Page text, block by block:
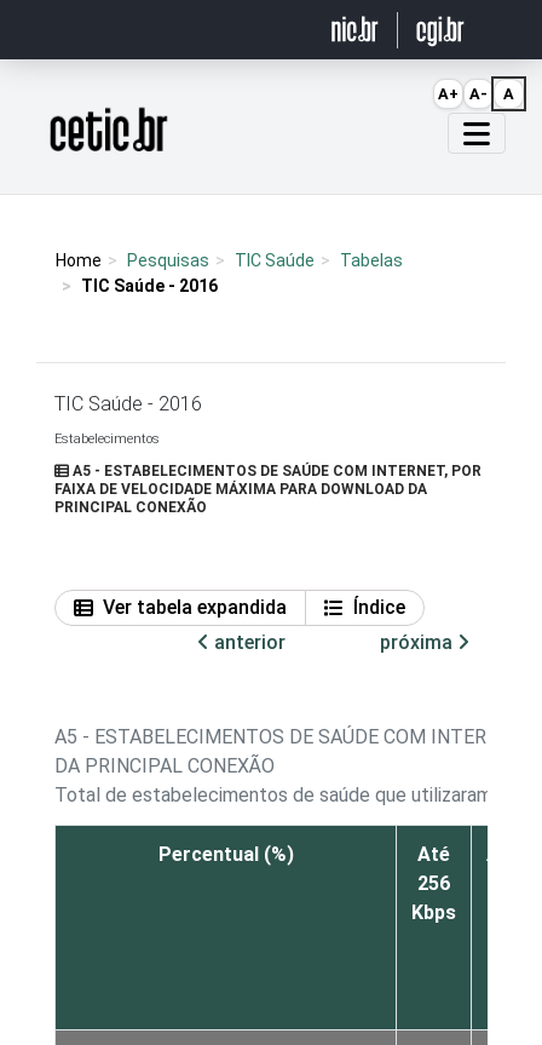
Página inicial
Home Pesquisas TIC Saúde
Tabelas
TIC Saúde - 2016
TIC Saúde - 2016
Estabelecimentos
A5 - ESTABELECIMENTOS DE SAÚDE COM INTERNET, POR
FAIXA DE VELOCIDADE MÁXIMA PARA DOWNLOAD DA
PRINCIPAL CONEXÃO
Ver tabela expandida
Índice
anterior
próxima
A5 - ESTABELECIMENTOS DE SAÚDE COM INTERNET,
DA PRINCIPAL CONEXÃO
Total de estabelecimentos de saúde que utilizaram a
Percentual (%)
Até
256
Kbps
Acima
A+ A- A